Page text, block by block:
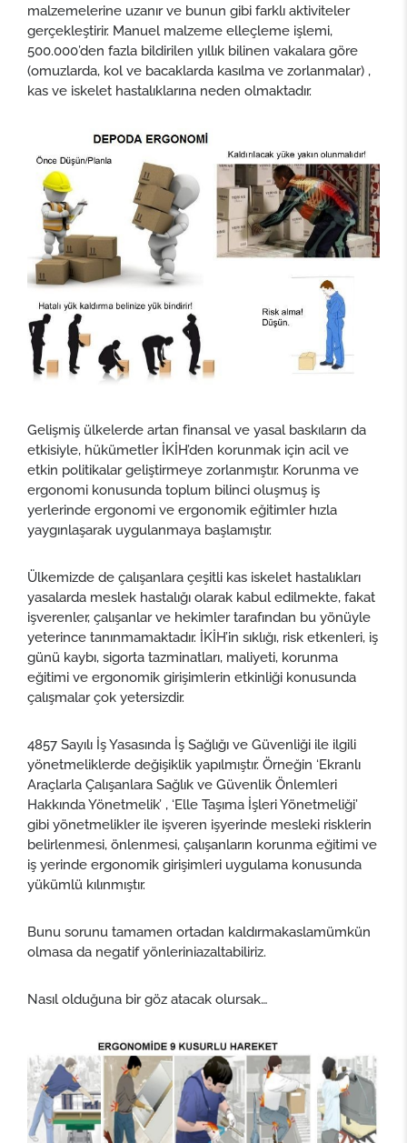
malzemelerine uzanır ve bunun gibi farklı aktiviteler
gerçekleştirir. Manuel malzeme elleçleme işlemi,
500.000’den fazla bildirilen yıllık bilinen vakalara göre
(omuzlarda, kol ve bacaklarda kasılma ve zorlanmalar) ,
kas ve iskelet hastalıklarına neden olmaktadır.
Gelişmiş ülkelerde artan finansal ve yasal baskıların da
etkisiyle, hükümetler İKİH’den korunmak için acil ve
etkin politikalar geliştirmeye zorlanmıştır. Korunma ve
ergonomi konusunda toplum bilinci oluşmuş iş
yerlerinde ergonomi ve ergonomik eğitimler hızla
yaygınlaşarak uygulanmaya başlamıştır.
Ülkemizde de çalışanlara çeşitli kas iskelet hastalıkları
yasalarda meslek hastalığı olarak kabul edilmekte, fakat
işverenler, çalışanlar ve hekimler tarafından bu yönüyle
yeterince tanınmamaktadır. İKİH’in sıklığı, risk etkenleri, iş
günü kaybı, sigorta tazminatları, maliyeti, korunma
eğitimi ve ergonomik girişimlerin etkinliği konusunda
çalışmalar çok yetersizdir.
4857 Sayılı İş Yasasında İş Sağlığı ve Güvenliği ile ilgili
yönetmeliklerde değişiklik yapılmıştır. Örneğin ‘Ekranlı
Araçlarla Çalışanlara Sağlık ve Güvenlik Önlemleri
Hakkında Yönetmelik’ , ‘Elle Taşıma İşleri Yönetmeliği’
gibi yönetmelikler ile işveren işyerinde mesleki risklerin
belirlenmesi, önlenmesi, çalışanların korunma eğitimi ve
iş yerinde ergonomik girişimleri uygulama konusunda
yükümlü kılınmıştır.
Bunu sorunu tamamen ortadan kaldırmakaslamümkün
olmasa da negatif yönleriniazaltabiliriz.
Nasıl olduğuna bir göz atacak olursak…